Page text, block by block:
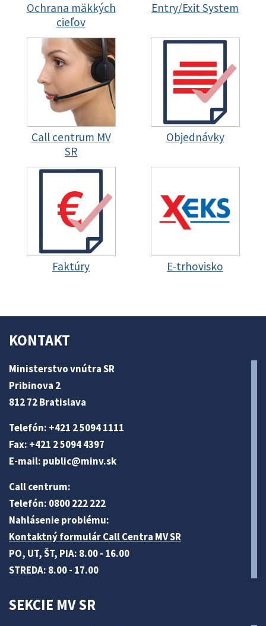
Ochrana mäkkých
cieľov
Entry/Exit System
Call centrum MV
SR
Objednávky
Faktúry E-trhovisko
KONTAKT
Ministerstvo vnútra SR
Pribinova 2
812 72 Bratislava
Telefón: +421 2 5094 1111
Fax: +421 2 5094 4397
E-mail: public@minv.sk
Call centrum:
Telefón: 0800 222 222
Nahlásenie problému:
Kontaktný formulár Call Centra MV SR
PO, UT, ŠT, PIA: 8.00 - 16.00
STREDA: 8.00 - 17.00
SEKCIE MV SR